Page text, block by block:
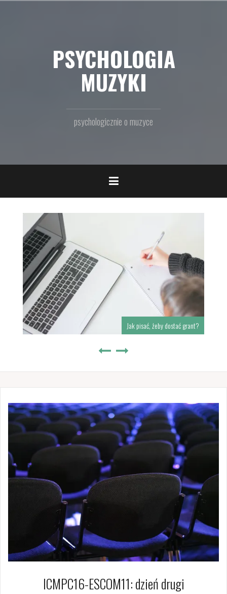
PSYCHOLOGIA
MUZYKI
psychologicznie o muzyce
Jak pisać, żeby dostać grant?
ICMPC16-ESCOM11: dzień drugi